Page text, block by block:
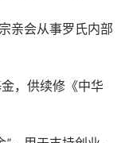
亲会从事罗氏内部
，供续修《中华